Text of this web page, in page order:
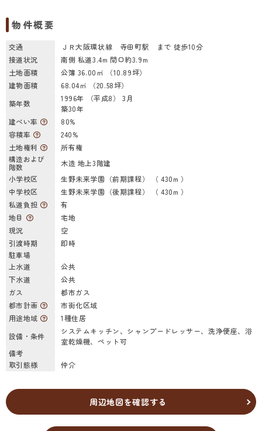
物件概要
交通
ＪＲ大阪環状線 寺田町駅 まで 徒歩10分
接道状況
南側 私道3.4m 間口約3.9m
土地面積
公簿 36.00㎡ （10.89坪）
建物面積
68.04㎡ （20.58坪）
築年数
1996年 （平成8） 3月
築30年
建ぺい率
80%
容積率
240%
土地権利
所有権
構造および
階数
木造 地上3階建
小学校区
生野未来学園（前期課程） （ 430m ）
中学校区
生野未来学園（後期課程） （ 430m ）
私道負担
有
地目
宅地
現況
空
引渡時期
即時
駐車場
上水道
公共
下水道
公共
ガス
都市ガス
都市計画
市街化区域
用途地域
1種住居
設備・条件
システムキッチン、シャンプードレッサー、洗浄便座、浴
室乾燥機、ペット可
備考
取引態様
仲介
周辺地図を確認する